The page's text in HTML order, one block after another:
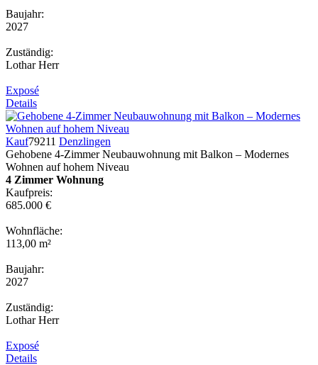
Baujahr:
2027
Zuständig:
Lothar Herr
Exposé
Details
Kauf79211 Denzlingen
Gehobene 4-Zimmer Neubauwohnung mit Balkon – Modernes
Wohnen auf hohem Niveau
4 Zimmer Wohnung
Kaufpreis:
685.000 €
Wohnfläche:
113,00 m²
Baujahr:
2027
Zuständig:
Lothar Herr
Exposé
Details